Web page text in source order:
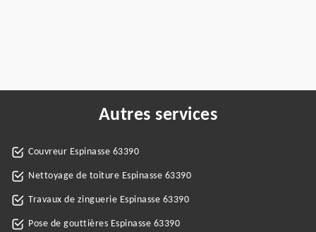
Autres services
Couvreur Espinasse 63390
Nettoyage de toiture Espinasse 63390
Travaux de zinguerie Espinasse 63390
Pose de gouttières Espinasse 63390